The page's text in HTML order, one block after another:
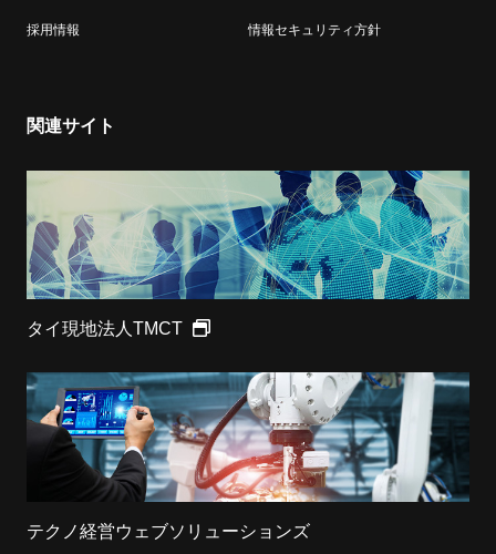
採用情報 情報セキュリティ方針
関連サイト
タイ現地法人TMCT
テクノ経営ウェブソリューションズ